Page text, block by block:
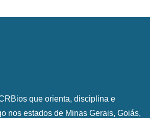
que orienta, disciplina e
nos estados de Minas Gerais, Goiás,